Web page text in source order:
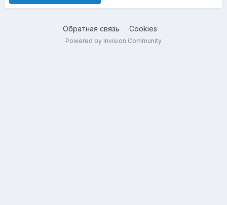
Обратная связь Cookies
Powered by Invision Community